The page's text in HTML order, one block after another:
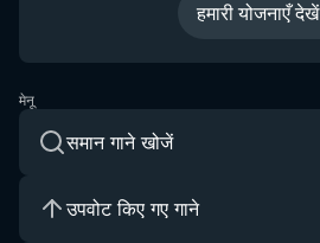
हमारी योजनाएँ देखें
मेनू
समान गाने खोजें
उपवोट किए गए गाने